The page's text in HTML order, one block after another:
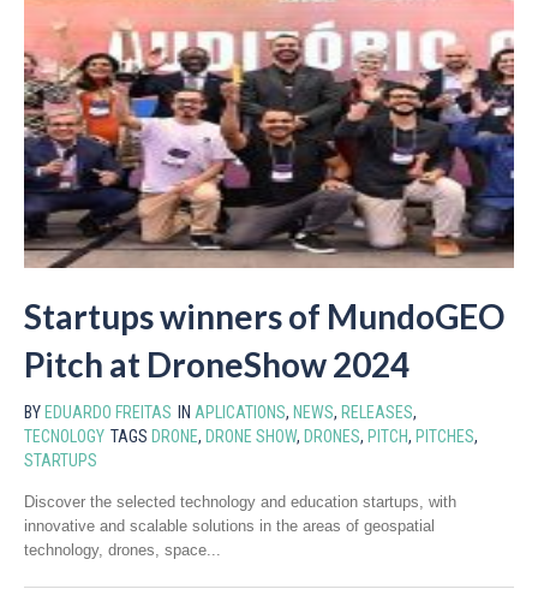
Startups winners of MundoGEO
Pitch at DroneShow 2024
BY EDUARDO FREITAS IN APLICATIONS, NEWS, RELEASES,
TECNOLOGY TAGS DRONE, DRONE SHOW, DRONES, PITCH, PITCHES,
STARTUPS
Discover the selected technology and education startups, with
innovative and scalable solutions in the areas of geospatial
technology, drones, space...